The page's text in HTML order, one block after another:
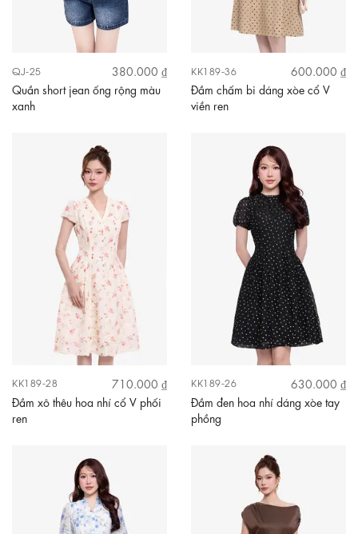
QJ-25
380.000 ₫
Quần short jean ống rộng màu
xanh
KK189-36
600.000 ₫
Đầm chấm bi dáng xòe cổ V
viền ren
KK189-28
710.000 ₫
Đầm xô thêu hoa nhí cổ V phối
ren
KK189-26
630.000 ₫
Đầm đen hoa nhí dáng xòe tay
phồng